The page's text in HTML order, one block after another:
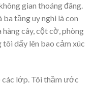
gian thoáng đãng.
tầng uy nghi là con
cây, cột cờ, phòng
dấy lên bao cảm xúc
các lớp. Tôi thầm ước